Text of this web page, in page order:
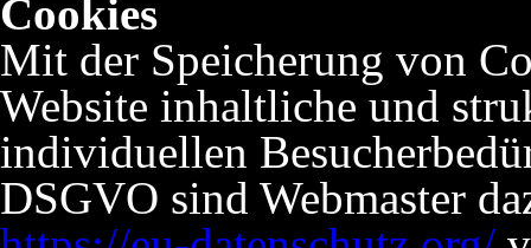
Cookies
Mit der Speicherung von
Website inhaltliche und
individuellen
DSGVO sind Webmaster